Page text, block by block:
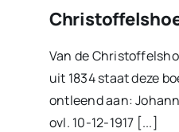
Van de
uit 1834 staat deze
ontleend aan:
ovl. 10-12-1917 [...]